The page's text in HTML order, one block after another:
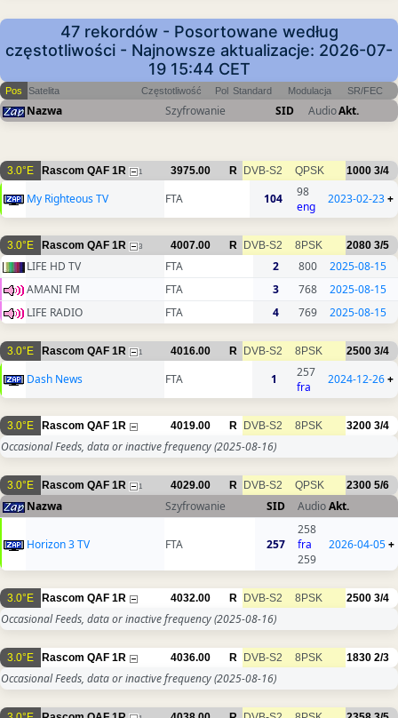
47 rekordów - Posortowane według
częstotliwości - Najnowsze aktualizacje: 2026-07-
19 15:44 CET
Pos Satelita Częstotliwość Pol Standard Modulacja SR/FEC
Nazwa Szyfrowanie SID AudioAkt.
3.0°E Rascom QAF 1R 1 3975.00 R DVB-S2 QPSK 1000 3/4
My Righteous TV FTA 104
98
eng
2023-02-23+
3.0°E Rascom QAF 1R 3 4007.00 R DVB-S2 8PSK 2080 3/5
LIFE HD TV FTA 2 800
2025-08-15
AMANI FM
FTA 3 768
2025-08-15
LIFE RADIO
FTA 4 769 2025-08-15
3.0°E Rascom QAF 1R 1 4016.00 R DVB-S2 8PSK 2500 3/4
Dash News FTA 1
257
fra
2024-12-26+
3.0°E Rascom QAF 1R 4019.00 R DVB-S2 8PSK 3200 3/4
Occasional Feeds, data or inactive frequency(2025-08-16)
3.0°E Rascom QAF 1R 1 4029.00 R DVB-S2 QPSK 2300 5/6
Nazwa Szyfrowanie SID AudioAkt.
Horizon 3 TV FTA 257
258
fra
259
2026-04-05+
3.0°E Rascom QAF 1R 4032.00 R DVB-S2 8PSK 2500 3/4
Occasional Feeds, data or inactive frequency(2025-08-16)
3.0°E Rascom QAF 1R 4036.00 R DVB-S2 8PSK 1830 2/3
Occasional Feeds, data or inactive frequency(2025-08-16)